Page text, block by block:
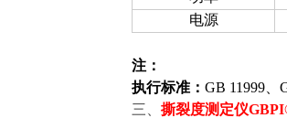
电源
注：
执行标准： GB 11999、
三、 撕裂度测定仪